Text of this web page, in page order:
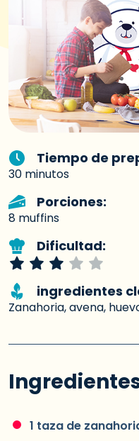
Tiempo de
30 minutos
Porciones:
8 muffins
Dificultad:
ingredientes
Zanahoria, avena,
1 taza de